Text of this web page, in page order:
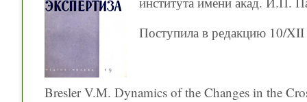
Поступила в редакцию 10/
Bresler V.M. Dynamics of the Changes in the